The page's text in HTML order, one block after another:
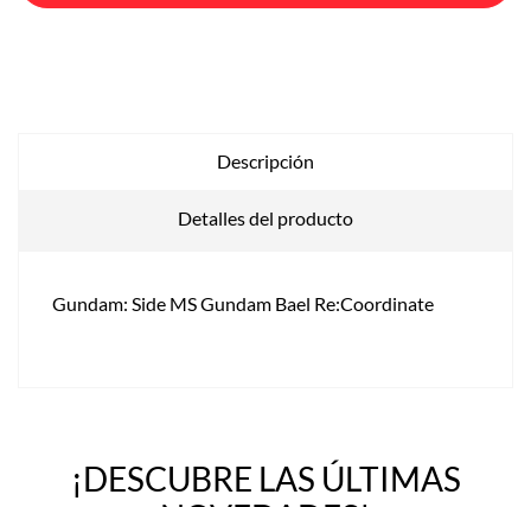
Descripción
Detalles del producto
Gundam: Side MS Gundam Bael Re:Coordinate
¡DESCUBRE LAS ÚLTIMAS